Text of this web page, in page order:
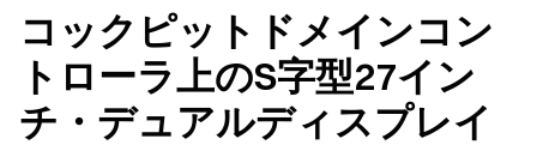
コックピットドメインコン
トローラ上のS字型27イン
チ・デュアルディスプレイ